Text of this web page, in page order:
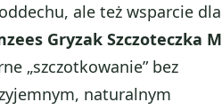
ale też wsparcie dla
Gryzak Szczoteczka M
„szczotkowanie” bez
naturalnym